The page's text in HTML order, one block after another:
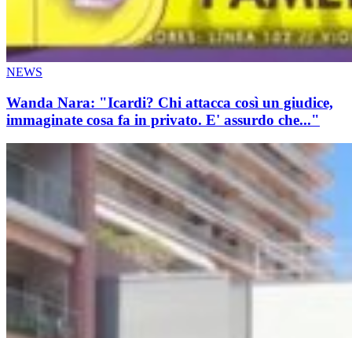
NEWS
Wanda Nara: "Icardi? Chi attacca così un giudice,
immaginate cosa fa in privato. E' assurdo che..."